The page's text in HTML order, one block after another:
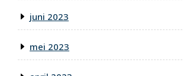
juni 2023
mei 2023